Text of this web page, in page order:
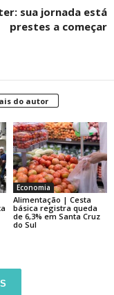
sua jornada está
prestes a começar
do autor
Economia
Alimentação | Cesta
básica registra queda
de 6,3% em Santa Cruz
do Sul